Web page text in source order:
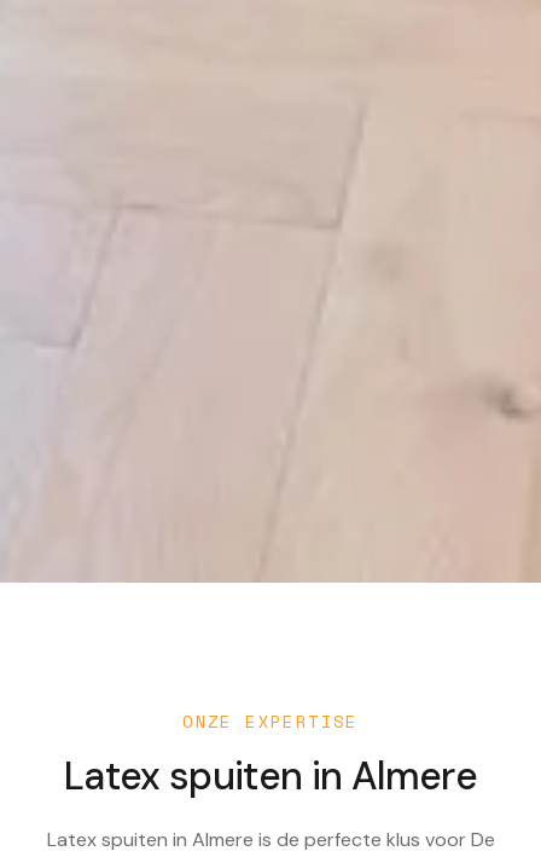
ONZE EXPERTISE
Latex spuiten in Almere
Latex spuiten in Almere is de perfecte klus voor De